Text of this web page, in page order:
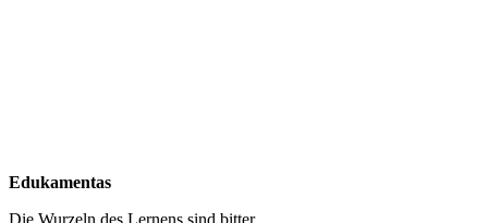
Edukamentas
Die Wurzeln des Lernens sind bitter,